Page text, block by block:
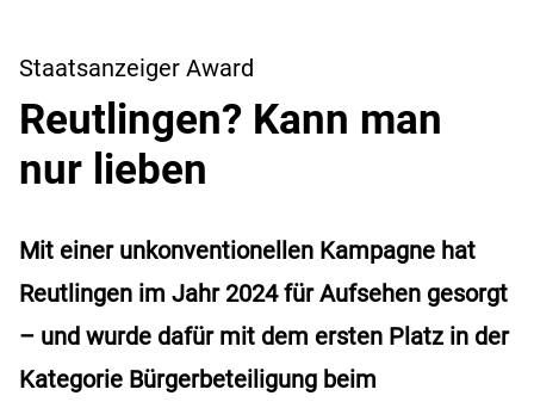
Staatsanzeiger Award
Reutlingen? Kann man
nur lieben
Mit einer unkonventionellen Kampagne hat
Reutlingen im Jahr 2024 für Aufsehen gesorgt
– und wurde dafür mit dem ersten Platz in der
Kategorie Bürgerbeteiligung beim